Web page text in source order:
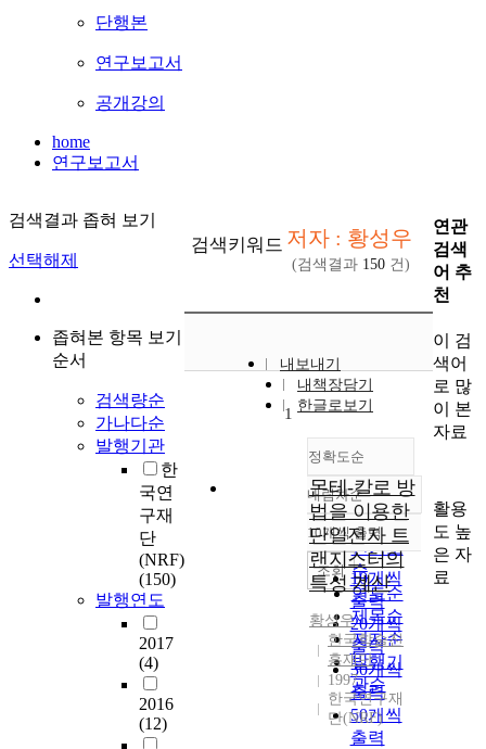
단행본
연구보고서
공개강의
home
연구보고서
검색결과 좁혀 보기
선택해제
좁혀본 항목 보기
순서
검색량순
가나다순
발행기관
한
국연
구재
단
(NRF)
(150)
발행연도
2017
(4)
2016
(12)
검색키워드 저자 : 황성우
(검색결과 150 건)
내보내기
내책장담기
한글로보기
정확도순
정확도
순
인기도
순
연도순
제목순
저자순
발행기
관순
내림차순
내림차순
10개씩 출력
10개씩
출력
20개씩
출력
30개씩
출력
50개씩
출력
조회
1
몬테-칼로 방
법을 이용한
단일전자 트
랜지스터의
특성 계산
황성우
한국학술진
흥재단
1997
한국연구재
단(NRF)
연관
검색
어 추
천
이 검
색어
로 많
이 본
자료
활용
도 높
은 자
료